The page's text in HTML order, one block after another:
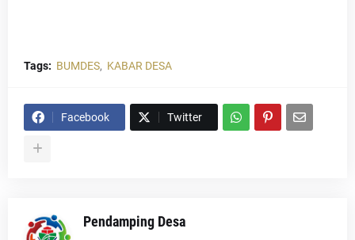
Tags: BUMDES KABAR DESA
Facebook Twitter
Pendamping Desa